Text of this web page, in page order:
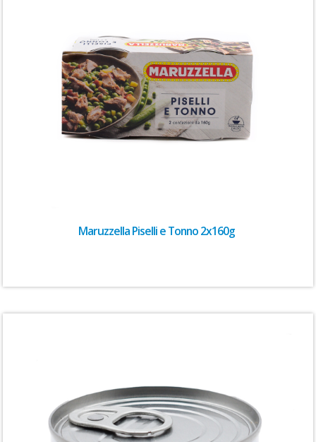
Maruzzella Piselli e Tonno 2x160g